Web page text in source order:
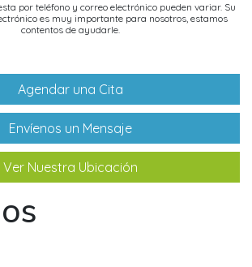
por teléfono y correo electrónico pueden variar. Su
es muy importante para nosotros, estamos
contentos de ayudarle.
Agendar una Cita
Envíenos un Mensaje
Ver Nuestra Ubicación